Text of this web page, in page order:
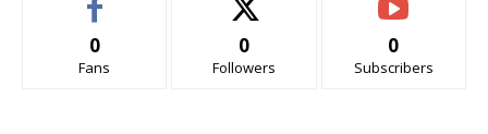
0
Fans
0
Followers
0
Subscribers